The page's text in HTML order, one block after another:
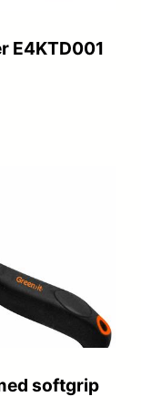
E4KTD001
softgrip